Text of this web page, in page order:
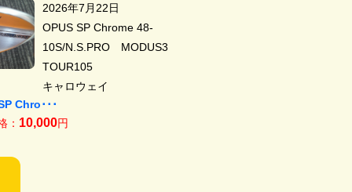
2026年7月22日
OPUS SP Chrome 48-
10S/N.S.PRO MODUS3
TOUR105
キャロウェイ
Chro･･･
： 10,000円